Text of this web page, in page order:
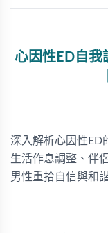
心因性ED自我
深入解析心因性ED
生活作息調整、伴
男性重拾自信與和